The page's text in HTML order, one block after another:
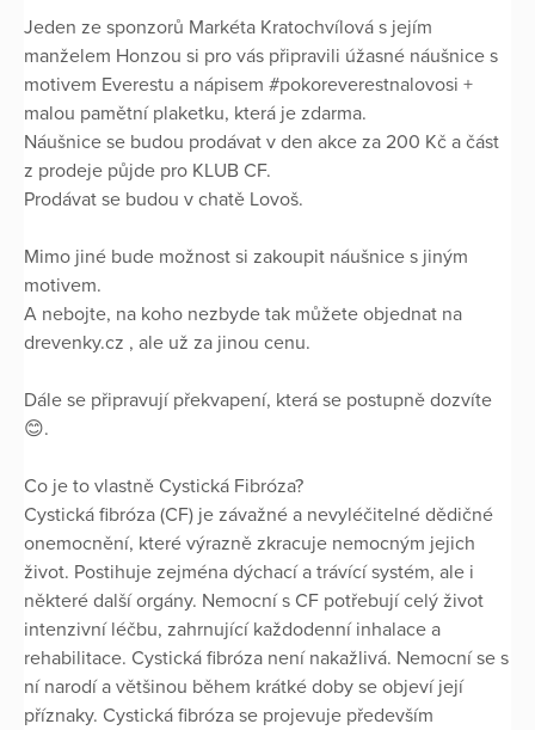
Jeden ze sponzorů Markéta Kratochvílová s jejím
manželem Honzou si pro vás připravili úžasné náušnice s
motivem Everestu a nápisem #pokoreverestnalovosi +
malou pamětní plaketku, která je zdarma.
Náušnice se budou prodávat v den akce za 200 Kč a část
z prodeje půjde pro KLUB CF.
Prodávat se budou v chatě Lovoš.
Mimo jiné bude možnost si zakoupit náušnice s jiným
motivem.
A nebojte, na koho nezbyde tak můžete objednat na
drevenky.cz , ale už za jinou cenu.
Dále se připravují překvapení, která se postupně dozvíte
😊.
Co je to vlastně Cystická Fibróza?
Cystická fibróza (CF) je závažné a nevyléčitelné dědičné
onemocnění, které výrazně zkracuje nemocným jejich
život. Postihuje zejména dýchací a trávící systém, ale i
některé další orgány. Nemocní s CF potřebují celý život
intenzivní léčbu, zahrnující každodenní inhalace a
rehabilitace. Cystická fibróza není nakažlivá. Nemocní se s
ní narodí a většinou během krátké doby se objeví její
příznaky. Cystická fibróza se projevuje především